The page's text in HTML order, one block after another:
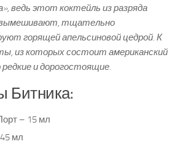
ведь этот коктейль из разряда
вымешивают, тщательно
горящей апельсиновой цедрой. К
из которых состоит американский
и дорогостоящие.
Битника:
– 15 мл
мл